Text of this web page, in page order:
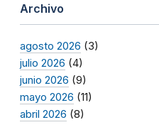
Archivo
agosto 2026 (3)
julio 2026 (4)
junio 2026 (9)
mayo 2026 (11)
abril 2026 (8)